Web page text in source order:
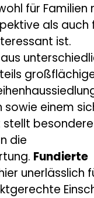
für Familien
als auch
ist.
sowie einem
besondere
die
Fundierte
unerlässlich